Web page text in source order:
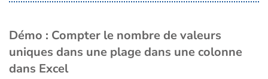
Démo : Compter le nombre de valeurs
uniques dans une plage dans une colonne
dans Excel